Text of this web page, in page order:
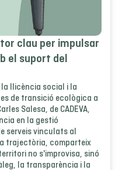
clau per impulsar
el suport del
la llicència social i la
de transició ecològica a
Salesa, de CADEVA,
en la gestió
serveis vinculats al
trajectòria, comparteix
no s'improvisa, sinó
la transparència i la